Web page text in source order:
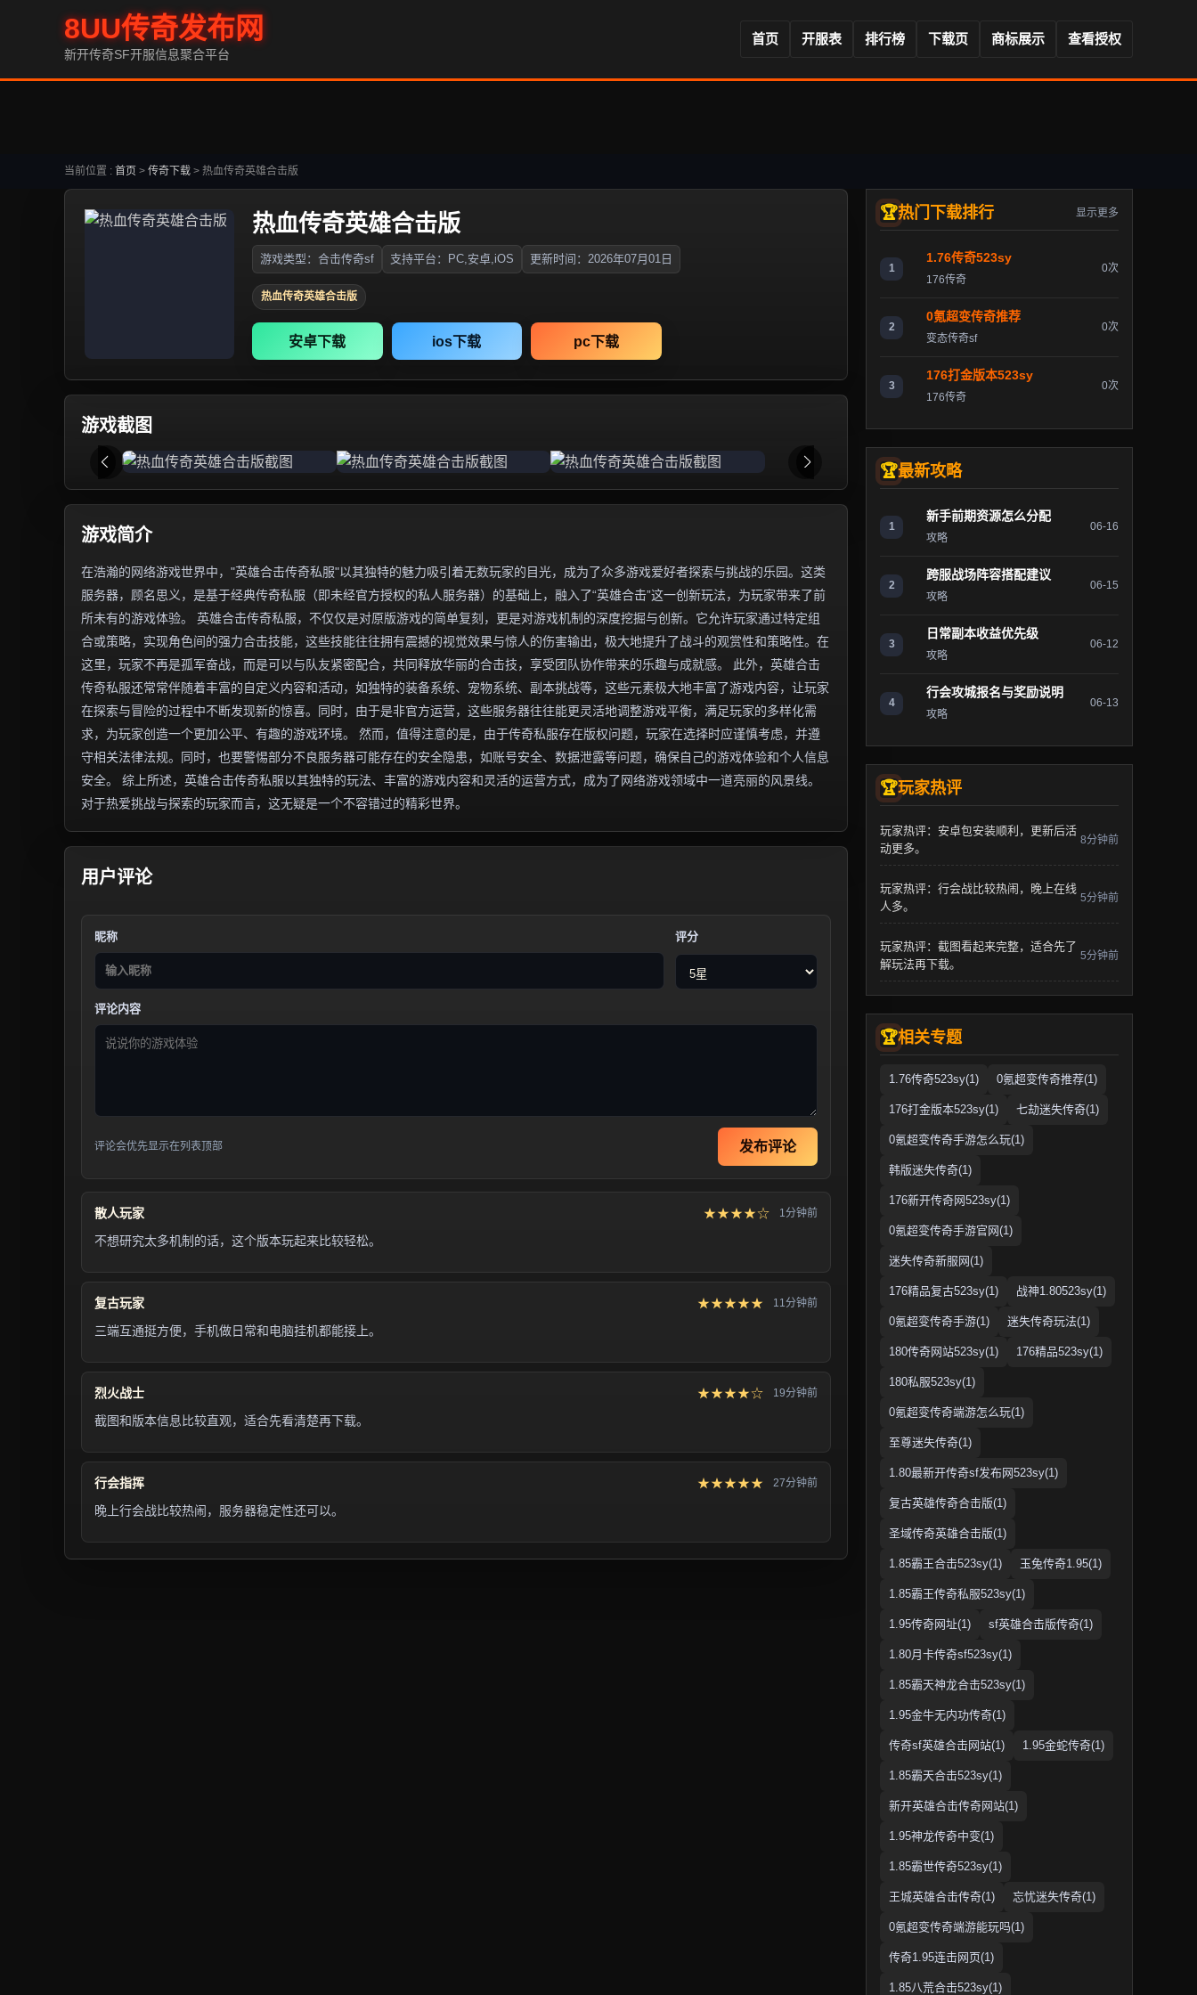
8UU传奇发布网
新开传奇SF开服信息聚合平台
首页 开服表 排行榜 下载页 商标展示 查看授权
当前位置 : 首页 > 传奇下载 > 热血传奇英雄合击版
热血传奇英雄合击版
游戏类型：合击传奇sf 支持平台：PC,安卓,iOS 更新时间：2026年07月01日
热血传奇英雄合击版
安卓下载 ios下载 pc下载
游戏截图
游戏简介
在浩瀚的网络游戏世界中，"英雄合击传奇私服"以其独特的魅力吸引着无数玩家的目光，成为了众多游戏爱好者探索与挑战的乐园。这类
服务器，顾名思义，是基于经典传奇私服（即未经官方授权的私人服务器）的基础上，融入了“英雄合击”这一创新玩法，为玩家带来了前
所未有的游戏体验。 英雄合击传奇私服，不仅仅是对原版游戏的简单复刻，更是对游戏机制的深度挖掘与创新。它允许玩家通过特定组
合或策略，实现角色间的强力合击技能，这些技能往往拥有震撼的视觉效果与惊人的伤害输出，极大地提升了战斗的观赏性和策略性。在
这里，玩家不再是孤军奋战，而是可以与队友紧密配合，共同释放华丽的合击技，享受团队协作带来的乐趣与成就感。 此外，英雄合击
传奇私服还常常伴随着丰富的自定义内容和活动，如独特的装备系统、宠物系统、副本挑战等，这些元素极大地丰富了游戏内容，让玩家
在探索与冒险的过程中不断发现新的惊喜。同时，由于是非官方运营，这些服务器往往能更灵活地调整游戏平衡，满足玩家的多样化需
求，为玩家创造一个更加公平、有趣的游戏环境。 然而，值得注意的是，由于传奇私服存在版权问题，玩家在选择时应谨慎考虑，并遵
守相关法律法规。同时，也要警惕部分不良服务器可能存在的安全隐患，如账号安全、数据泄露等问题，确保自己的游戏体验和个人信息
安全。 综上所述，英雄合击传奇私服以其独特的玩法、丰富的游戏内容和灵活的运营方式，成为了网络游戏领域中一道亮丽的风景线。
对于热爱挑战与探索的玩家而言，这无疑是一个不容错过的精彩世界。
用户评论
昵称 评分
评论内容
评论会优先显示在列表顶部 发布评论
散人玩家 ★★★★☆ 1分钟前
不想研究太多机制的话，这个版本玩起来比较轻松。
复古玩家 ★★★★★ 11分钟前
三端互通挺方便，手机做日常和电脑挂机都能接上。
烈火战士 ★★★★☆ 19分钟前
截图和版本信息比较直观，适合先看清楚再下载。
行会指挥 ★★★★★ 27分钟前
晚上行会战比较热闹，服务器稳定性还可以。
热门下载排行 显示更多
1
1.76传奇523sy
176传奇
0次
2
0氪超变传奇推荐
变态传奇sf
0次
3
176打金版本523sy
176传奇
0次
最新攻略
1
新手前期资源怎么分配
攻略
06-16
2
跨服战场阵容搭配建议
攻略
06-15
3
日常副本收益优先级
攻略
06-12
4
行会攻城报名与奖励说明
攻略
06-13
玩家热评
玩家热评：安卓包安装顺利，更新后活
动更多。
8分钟前
玩家热评：行会战比较热闹，晚上在线
人多。
5分钟前
玩家热评：截图看起来完整，适合先了
解玩法再下载。
5分钟前
相关专题
1.76传奇523sy(1) 0氪超变传奇推荐(1)
176打金版本523sy(1) 七劫迷失传奇(1)
0氪超变传奇手游怎么玩(1)
韩版迷失传奇(1)
176新开传奇网523sy(1)
0氪超变传奇手游官网(1)
迷失传奇新服网(1)
176精品复古523sy(1) 战神1.80523sy(1)
0氪超变传奇手游(1) 迷失传奇玩法(1)
180传奇网站523sy(1) 176精品523sy(1)
180私服523sy(1)
0氪超变传奇端游怎么玩(1)
至尊迷失传奇(1)
1.80最新开传奇sf发布网523sy(1)
复古英雄传奇合击版(1)
圣域传奇英雄合击版(1)
1.85霸王合击523sy(1) 玉兔传奇1.95(1)
1.85霸王传奇私服523sy(1)
1.95传奇网址(1) sf英雄合击版传奇(1)
1.80月卡传奇sf523sy(1)
1.85霸天神龙合击523sy(1)
1.95金牛无内功传奇(1)
传奇sf英雄合击网站(1) 1.95金蛇传奇(1)
1.85霸天合击523sy(1)
新开英雄合击传奇网站(1)
1.95神龙传奇中变(1)
1.85霸世传奇523sy(1)
王城英雄合击传奇(1) 忘忧迷失传奇(1)
0氪超变传奇端游能玩吗(1)
传奇1.95连击网页(1)
1.85八荒合击523sy(1)